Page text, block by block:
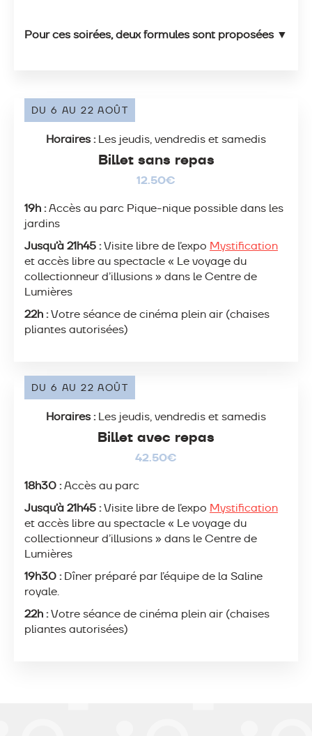
Pour ces soirées, deux formules sont proposées ▼
DU 6 AU 22 AOÛT
Horaires :Les jeudis, vendredis et samedis
Billet sans repas
12.50€
19h :Accès au parc Pique-nique possible dans les
jardins
Jusqu’à 21h45 :Visite libre de l’expo Mystification
et accès libre au spectacle « Le voyage du
collectionneur d’illusions » dans le Centre de
Lumières
22h :Votre séance de cinéma plein air (chaises
pliantes autorisées)
DU 6 AU 22 AOÛT
Horaires :Les jeudis, vendredis et samedis
Billet avec repas
42.50€
18h30 :Accès au parc
Jusqu’à 21h45 :Visite libre de l’expo Mystification
et accès libre au spectacle « Le voyage du
collectionneur d’illusions » dans le Centre de
Lumières
19h30 :Dîner préparé par l’équipe de la Saline
royale.
22h :Votre séance de cinéma plein air (chaises
pliantes autorisées)